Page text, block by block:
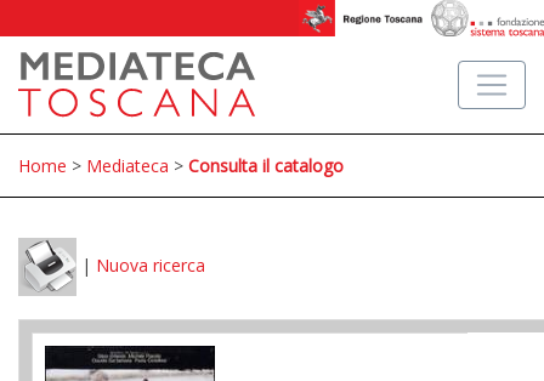
Home > Mediateca > Consulta il catalogo
| Nuova ricerca